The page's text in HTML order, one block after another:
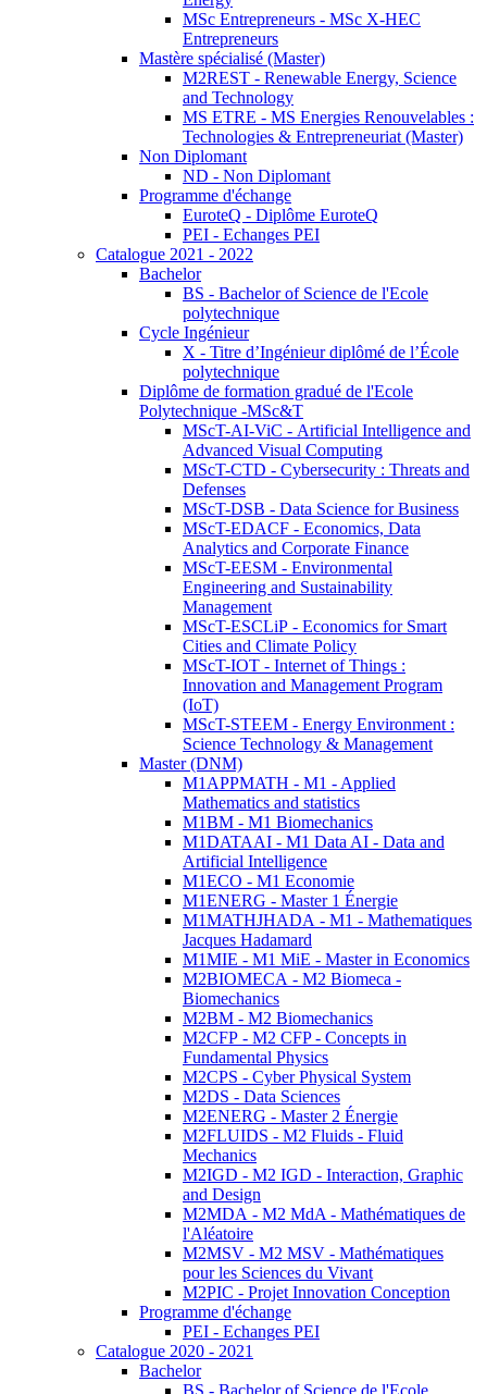
MSc Entrepreneurs - MSc X-HEC
Entrepreneurs
Mastère spécialisé (Master)
M2REST - Renewable Energy, Science
and Technology
MS ETRE - MS Energies Renouvelables :
Technologies & Entrepreneuriat (Master)
Non Diplomant
ND - Non Diplomant
Programme d'échange
EuroteQ - Diplôme EuroteQ
PEI - Echanges PEI
Catalogue 2021 - 2022
Bachelor
BS - Bachelor of Science de l'Ecole
polytechnique
Cycle Ingénieur
X - Titre d’Ingénieur diplômé de l’École
polytechnique
Diplôme de formation gradué de l'Ecole
Polytechnique -MSc&T
MScT-AI-ViC - Artificial Intelligence and
Advanced Visual Computing
MScT-CTD - Cybersecurity : Threats and
Defenses
MScT-DSB - Data Science for Business
MScT-EDACF - Economics, Data
Analytics and Corporate Finance
MScT-EESM - Environmental
Engineering and Sustainability
Management
MScT-ESCLiP - Economics for Smart
Cities and Climate Policy
MScT-IOT - Internet of Things :
Innovation and Management Program
(IoT)
MScT-STEEM - Energy Environment :
Science Technology & Management
Master (DNM)
M1APPMATH - M1 - Applied
Mathematics and statistics
M1BM - M1 Biomechanics
M1DATAAI - M1 Data AI - Data and
Artificial Intelligence
M1ECO - M1 Economie
M1ENERG - Master 1 Énergie
M1MATHJHADA - M1 - Mathematiques
Jacques Hadamard
M1MIE - M1 MiE - Master in Economics
M2BIOMECA - M2 Biomeca -
Biomechanics
M2BM - M2 Biomechanics
M2CFP - M2 CFP - Concepts in
Fundamental Physics
M2CPS - Cyber Physical System
M2DS - Data Sciences
M2ENERG - Master 2 Énergie
M2FLUIDS - M2 Fluids - Fluid
Mechanics
M2IGD - M2 IGD - Interaction, Graphic
and Design
M2MDA - M2 MdA - Mathématiques de
l'Aléatoire
M2MSV - M2 MSV - Mathématiques
pour les Sciences du Vivant
M2PIC - Projet Innovation Conception
Programme d'échange
PEI - Echanges PEI
Catalogue 2020 - 2021
Bachelor
BS - Bachelor of Science de l'Ecole